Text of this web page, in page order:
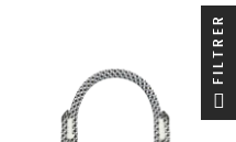
FILTRER